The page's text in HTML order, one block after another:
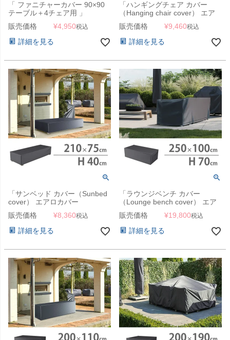
「 ファニチャーカバー 90×90
テーブル＋4チェア用 」
販売価格
¥4,950税込
詳細を見る
「ハンギングチェア カバー
（Hanging chair cover） エア
ロカバー（AeroCover） #7969
100x200cm」【沖縄・離島は送
料要見積り】
販売価格 ¥9,460税込
詳細を見る
「サンベッド カバー（Sunbed
cover） エアロカバー
（AeroCover） #7964
210x75x40cm」【沖縄・離島
は送料要見積り】
販売価格 ¥8,360税込
詳細を見る
「ラウンジベンチ カバー
（Lounge bench cover） エア
ロカバー（AeroCover） #7963
250x100x70cm（NS）」【沖
縄・離島は送料要見積り】
販売価格 ¥19,800税込
詳細を見る